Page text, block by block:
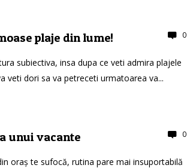
0
plaje din lume!
subiectiva, insa dupa ce veti admira plajele
veti dori sa va petreceti urmatoarea va...
0
unui vacante
oraș te sufocă, rutina pare mai insuportabilă